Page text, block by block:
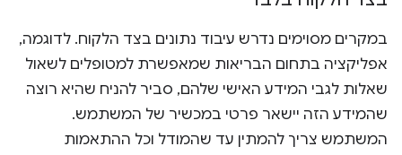
במקרים מסוימים נדרש עיבוד נתונים בצד הלקוח. לדוגמה,
אפליקציה בתחום הבריאות שמאפשרת למטופלים לשאול
שאלות לגבי המידע האישי שלהם, סביר להניח שהיא רוצה
שהמידע הזה יישאר פרטי במכשיר של המשתמש.
המשתמש צריך להמתין עד שהמודל וכל ההתאמות